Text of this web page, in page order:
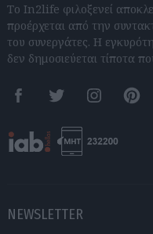
Το In2life φιλοξενεί
προέρχεται από την
του συνεργάτες. Η
δεν δημοσιεύεται τίποτα
FacebookTwitter Instagram
NEWSLETTER